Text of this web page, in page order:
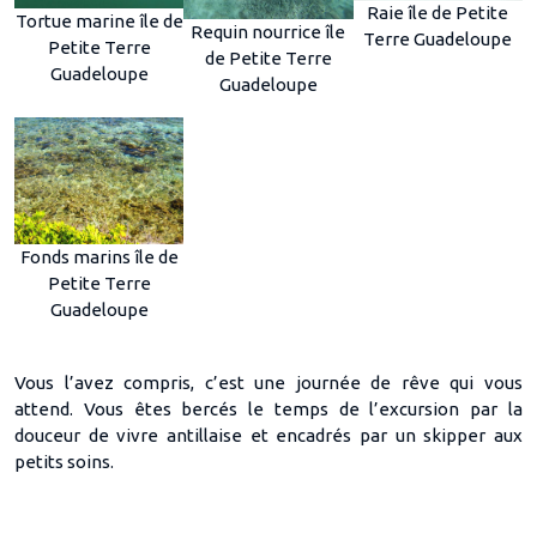
Tortue marine île de
Petite Terre
Guadeloupe
Requin nourrice île
de Petite Terre
Guadeloupe
Raie île de Petite
Terre Guadeloupe
Fonds marins île de
Petite Terre
Guadeloupe
Vous l’avez compris, c’est une journée de rêve qui vous
attend. Vous êtes bercés le temps de l’excursion par la
douceur de vivre antillaise et encadrés par un skipper aux
petits soins.